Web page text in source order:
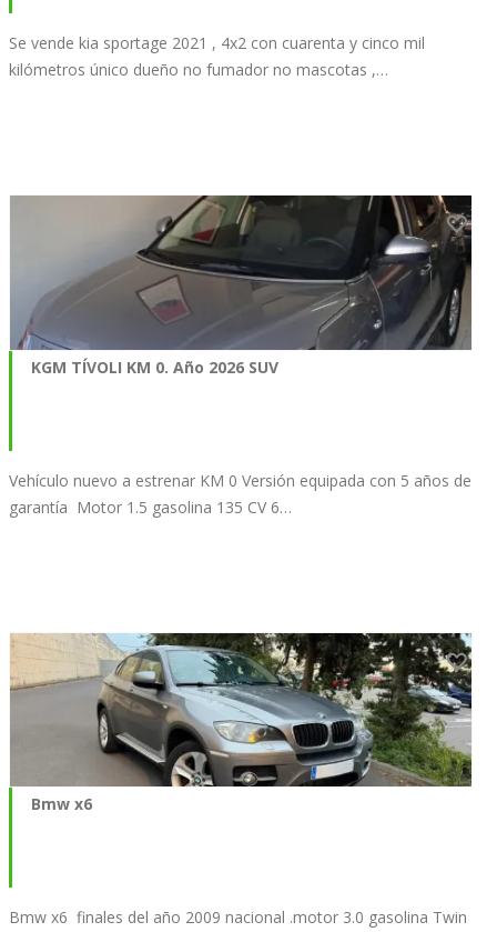
Se vende kia sportage 2021 , 4x2 con cuarenta y cinco mil
kilómetros único dueño no fumador no mascotas ,…
KGM TÍVOLI KM 0. Año 2026 SUV
Vehículo nuevo a estrenar KM 0 Versión equipada con 5 años de
garantía Motor 1.5 gasolina 135 CV 6…
Bmw x6
Bmw x6 finales del año 2009 nacional .motor 3.0 gasolina Twin